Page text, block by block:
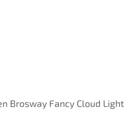
Brosway Fancy Cloud Light